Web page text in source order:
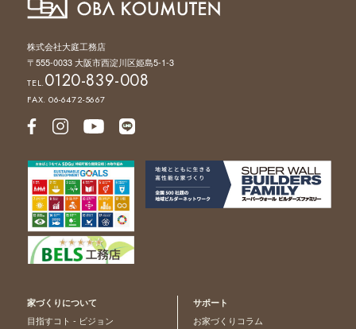
株式会社大庭工務店
〒555-0033 大阪市西淀川区姫島5-1-3
TEL.0120-839-008
FAX. 06-6472-5667
家づくりについて
目指すコト - ビジョン
サポート
お家づくりコラム